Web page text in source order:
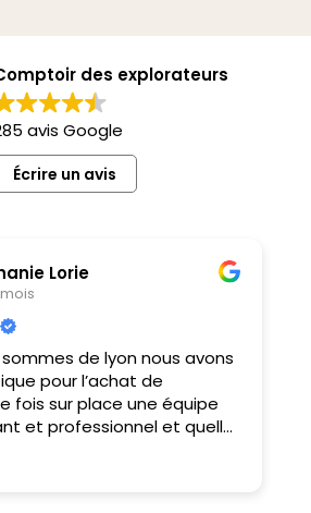
des explorateurs
avis Google
Écrire un avis
Lorie
de lyon nous avons
pour l’achat de
fois sur place une équipe
et professionnel et quelle
pas où donner de la tête
des choses magnifiques